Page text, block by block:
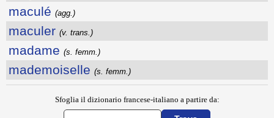
maculé (agg.)
maculer (v. trans.)
madame (s. femm.)
mademoiselle (s. femm.)
Sfoglia il dizionario francese-italiano a partire da: